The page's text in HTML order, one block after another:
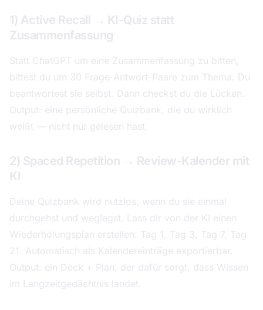
1) Active Recall → KI-Quiz statt
Zusammenfassung
Statt ChatGPT um eine Zusammenfassung zu bitten,
bittest du um 30 Frage-Antwort-Paare zum Thema. Du
beantwortest sie selbst. Dann checkst du die Lücken.
Output: eine persönliche Quizbank, die du wirklich
weißt — nicht nur gelesen hast.
2) Spaced Repetition → Review-Kalender mit
KI
Deine Quizbank wird nutzlos, wenn du sie einmal
durchgehst und weglegst. Lass dir von der KI einen
Wiederholungsplan erstellen: Tag 1, Tag 3, Tag 7, Tag
21. Automatisch als Kalendereinträge exportierbar.
Output: ein Deck + Plan, der dafür sorgt, dass Wissen
im Langzeitgedächtnis landet.